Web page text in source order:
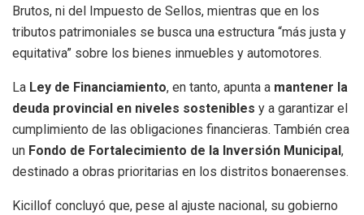
Brutos, ni del Impuesto de Sellos, mientras que en los
tributos patrimoniales se busca una estructura “más justa y
equitativa” sobre los bienes inmuebles y automotores.
La Ley de Financiamiento, en tanto, apunta a mantener la
deuda provincial en niveles sostenibles y a garantizar el
cumplimiento de las obligaciones financieras. También crea
un Fondo de Fortalecimiento de la Inversión Municipal,
destinado a obras prioritarias en los distritos bonaerenses.
Kicillof concluyó que, pese al ajuste nacional, su gobierno